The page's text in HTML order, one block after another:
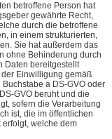
betroffene Person hat
gewährte Recht,
durch die betroffene
in einem strukturierten,
Sie hat außerdem das
ohne Behinderung durch
Daten bereitgestellt
Einwilligung gemäß
Buchstabe a DS-GVO oder
GVO beruht und die
sofern die Verarbeitung
ist, die im öffentlichen
erfolgt, welche dem